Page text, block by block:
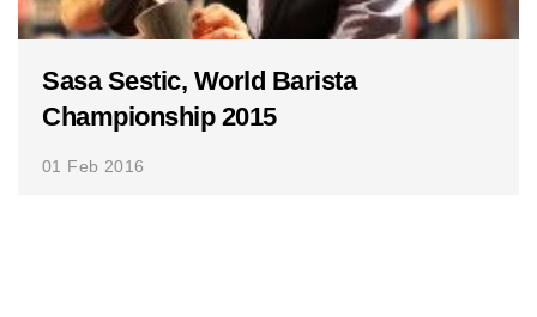
Sasa Sestic, World Barista
Championship 2015
01 Feb 2016